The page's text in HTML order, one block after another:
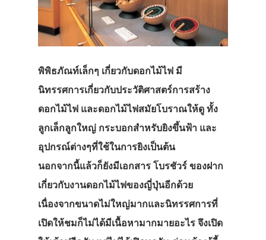
พิพิธภัณท์เล็กๆ เกี่ยวกับดอกไม้ไฟ มี
นิทรรศการเกี่ยวกับประวัติศาสตร์การสร้าง
ดอกไม้ไฟ และดอกไม้ไฟสมัยโบราณให้ดู ทั้ง
ลูกเล็กลูกใหญ่ กระบอกสำหรับยิงขึ้นฟ้า และ
อุปกรณ์ต่างๆที่ใช้ในการยิงเป็นต้น
นอกจากนี้แล้วก็ยังมีเอกสาร โบรชัวร์ ของฝาก
เกี่ยวกับงานดอกไม้ไฟของญี่ปุ่นอีกด้วย
เนื่องจากขนาดไม่ใหญ่มากและนิทรรศการที่
เปิดให้ชมก็ไม่ได้มีเนื้อหามากมายอะไร จึงเปิด